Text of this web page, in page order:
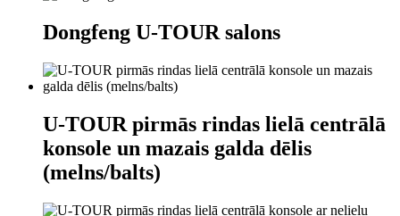
Dongfeng U-TOUR salons
U-TOUR pirmās rindas lielā centrālā
konsole un mazais galda dēlis
(melns/balts)